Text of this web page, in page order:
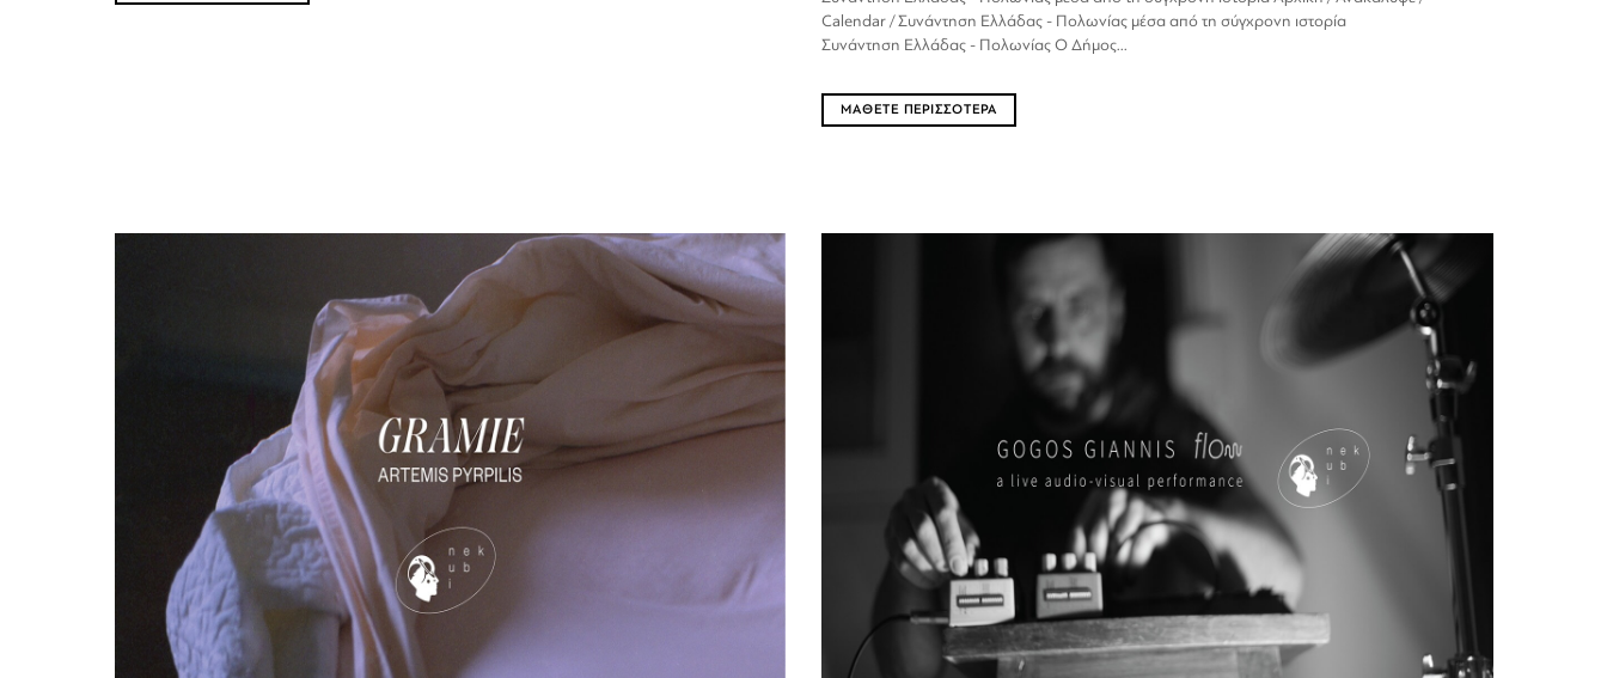
Calendar / Συνάντηση Ελλάδας - Πολωνίας μέσα από τη σύγχρονη ιστορία
Συνάντηση Ελλάδας - Πολωνίας Ο Δήμος...
ΜΑΘΕΤΕ ΠΕΡΙΣΣΟΤΕΡΑ